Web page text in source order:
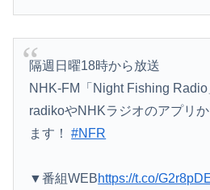
隔週日曜18時から放送
NHK-FM「Night Fishing Radio
radikoやNHKラジオのアプリ
ます！#NFR
▼番組WEBhttps://t.co/